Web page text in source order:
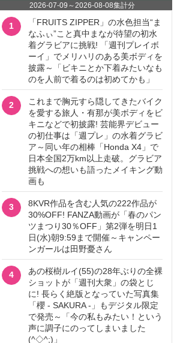
2026-07-09 ～2026-08-08集計分
1
「FRUITS ZIPPER」の水色担当“ま
なふぃ”こと真中まなが待望の初水
着グラビアに挑戦! 「週刊プレイボ
ーイ」でメリハリのある美ボディを
披露～「ビキニとか下着みたいなも
のを人前で着るのは初めてかも」
2
これまで胸元すら隠してきたバイク
を愛する旅人・有那が美ボディをビ
キニなどで初披露! 芸能界デビュー
の初仕事は「週プレ」の水着グラビ
ア～同い年の相棒「Honda X4」で
日本全国2万km以上走破。グラビア
挑戦への想いも語ったメイキング動
画も
3
8KVR作品を含む人気の222作品が
30%OFF! FANZA動画が「春のパン
ツまつり30％OFF」第2弾を明日1
日(水)朝9:59まで開催～キャンペー
ンガールは田野憂さん
4
あの桜樹ルイ(55)の28年ぶりの全裸
ショットが「週刊大衆」の袋とじ
に! 長らく絶版となっていた写真集
「櫻 - SAKURA -」もデジタル限定
で発売～「今の私もみたい！という
声に調子にのってしまいました
(^◇^;)」